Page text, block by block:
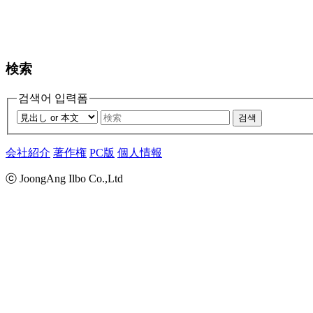
検索
검색어 입력폼
검색
会社紹介 著作権 PC版 個人情報
ⓒ JoongAng Ilbo Co.,Ltd